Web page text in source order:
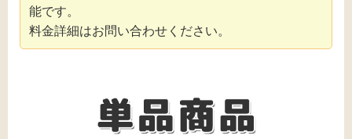
能です。
料金詳細はお問い合わせください。